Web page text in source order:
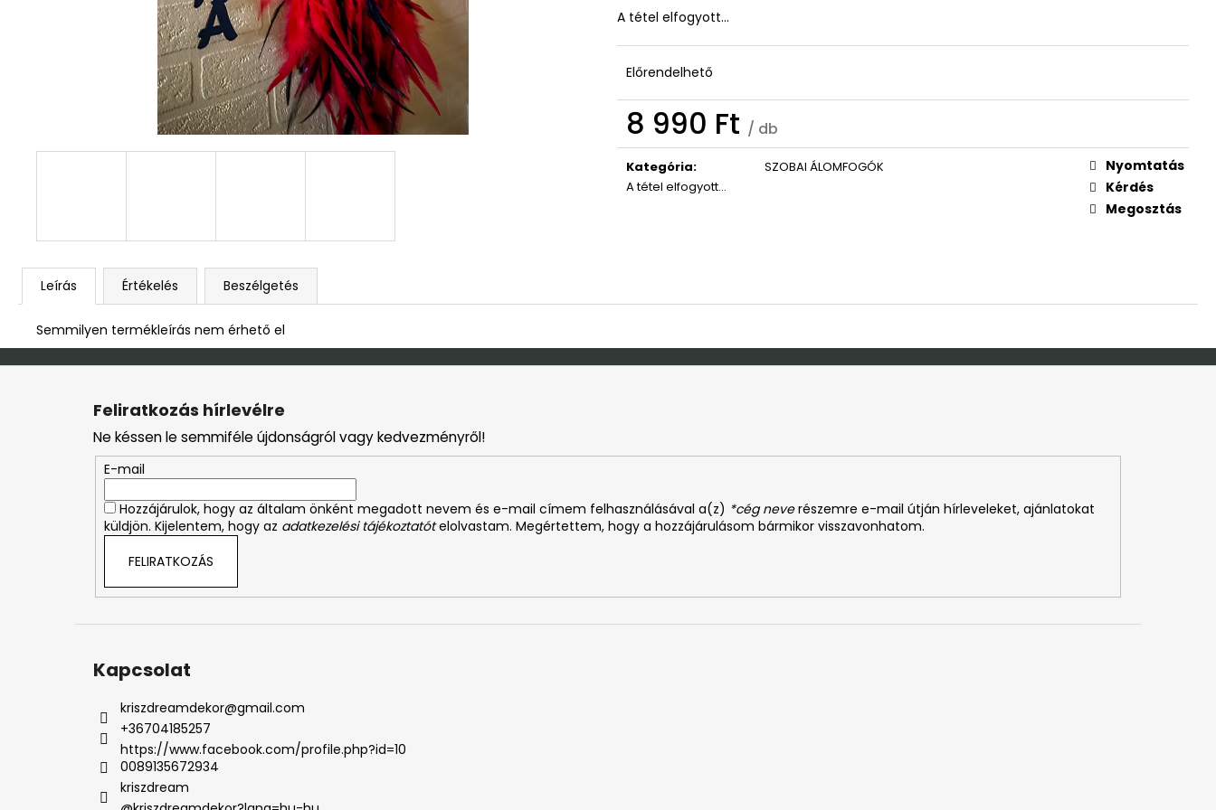
A tétel elfogyott…
Előrendelhető
8 990 Ft / db
Egységár:
Kategória:
SZOBAI ÁLOMFOGÓK
A tétel elfogyott…
Nyomtatás
Kérdés
Megosztás
Leírás Értékelés Beszélgetés
Semmilyen termékleírás nem érhető el
DEKOR ORCHIDEA KASPÓBAN KICSI
HALVÁNY ZÖLD
4 790 Ft
ISTEN HOZOTT ÜDVÖZLŐ TÁBLA
3 790 Ft
GRAVÍROZOTT AJÁNDÉK NÉVVEL
6 790 Ft
L
Feliratkozás hírlevélre
Ne késsen le semmiféle újdonságról vagy kedvezményről!
E-mail
Hozzájárulok, hogy az általam önként megadott nevem és e-mail címem felhasználásával a(z) *cég neverészemre e-mail útján hírleveleket, ajánlatokat
küldjön. Kijelentem, hogy az adatkezelési tájékoztatót elolvastam. Megértettem, hogy a hozzájárulásom bármikor visszavonhatom.
FELIRATKOZÁS
Kapcsolat
kriszdreamdekor@gmail.com
+36704185257
https://www.facebook.com/profile.php?id=10
0089135672934
kriszdream